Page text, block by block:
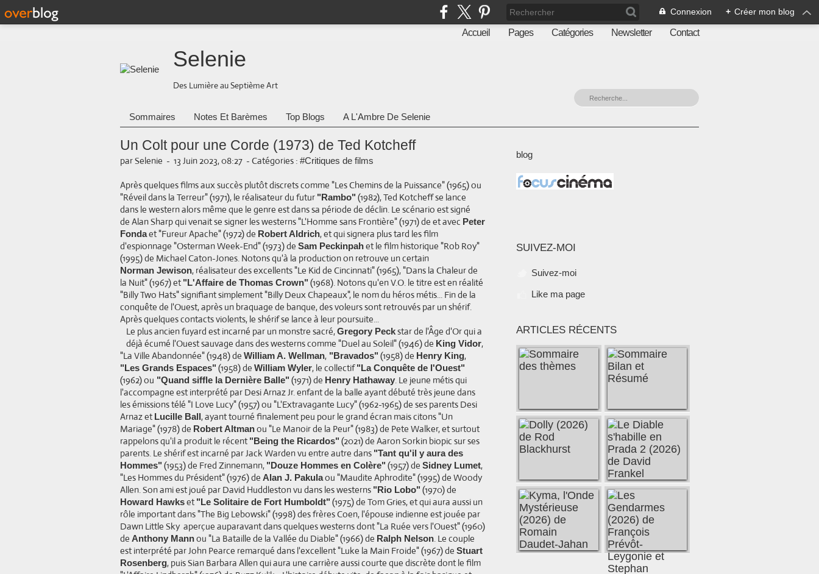
Connexion + Créer mon blog
Accueil Pages Catégories Newsletter Contact
Selenie
Des Lumière au Septième Art
Sommaires Notes Et Barèmes Top Blogs A L'Ambre De Selenie
Un Colt pour une Corde (1973) de Ted Kotcheff
par Selenie - 13 Juin 2023, 08:27 - Catégories : #Critiques de films
Après quelques films aux succès plutôt discrets comme "Les Chemins de la Puissance" (1965) ou
"Réveil dans la Terreur" (1971), le réalisateur du futur "Rambo" (1982), Ted Kotcheff se lance
dans le western alors même que le genre est dans sa période de déclin. Le scénario est signé
de Alan Sharp qui venait se signer les westerns "L'Homme sans Frontière" (1971) de et avec Peter
Fondaet "Fureur Apache" (1972) de Robert Aldrich, et qui signera plus tard les film
d'espionnage "Osterman Week-End" (1973) de Sam Peckinpahet le film historique "Rob Roy"
(1995) de Michael Caton-Jones. Notons qu'à la production on retrouve un certain
Norman Jewison, réalisateur des excellents "Le Kid de Cincinnati" (1965), "Dans la Chaleur de
la Nuit" (1967) et "L'Affaire de Thomas Crown" (1968). Notons qu'en V.O. le titre est en réalité
"Billy Two Hats" signifiant simplement "Billy Deux Chapeaux", le nom du héros métis... Fin de la
conquête de l'Ouest, après un braquage de banque, des voleurs sont retrouvés par un shérif.
Après quelques contacts violents, le shérif se lance à leur poursuite...
Le plus ancien fuyard est incarné par un monstre sacré,Gregory Peckstar de l'Âge d'Or qui a
déjà écumé l'Ouest sauvage dans des westerns comme "Duel au Soleil" (1946) de King Vidor,
"La Ville Abandonnée" (1948) de William A. Wellman, "Bravados" (1958) de Henry King,
"Les Grands Espaces" (1958) de William Wyler, le collectif"La Conquête de l'Ouest"
(1962) ou "Quand siffle la Dernière Balle" (1971) de Henry Hathaway. Le jeune métis qui
l'accompagne est interprété par Desi Arnaz Jr. enfant de la balle ayant débuté très jeune dans
les émissions télé "I Love Lucy" (1957) ou "L'Extravagante Lucy" (1962-1965) de ses parents Desi
Arnaz et Lucille Ball, ayant tourné finalement peu pour le grand écran mais citons "Un
Mariage" (1978) de Robert Altmanou "Le Manoir de la Peur" (1983) de Pete Walker, et surtout
rappelons qu'il a produit le récent "Being the Ricardos" (2021) de Aaron Sorkin biopic sur ses
parents. Le shérif est incarné par Jack Warden vu entre autre dans "Tant qu'il y aura des
Hommes" (1953) de Fred Zinnemann, "Douze Hommes en Colère" (1957) de Sidney Lumet,
"Les Hommes du Président" (1976) de Alan J. Pakulaou "Maudite Aphrodite" (1995) de Woody
Allen. Son ami est joué par David Huddleston vu dans les westerns "Rio Lobo" (1970) de
Howard Hawkset "Le Solitaire de Fort Humboldt" (1975) de Tom Gries, et qui aura aussi un
rôle important dans "The Big Lebowski" (1998) des frères Coen, l'épouse indienne est jouée par
Dawn Little Sky aperçue auparavant dans quelques westerns dont "La Ruée vers l'Ouest" (1960)
de Anthony Mannou "La Bataille de la Vallée du Diable" (1966) de Ralph Nelson. Le couple
est interprété par John Pearce remarqué dans l'excellent "Luke la Main Froide" (1967) de Stuart
Rosenberg, puis Sian Barbara Allen qui aura une carrière aussi courte que discrète dont le film
blog
SUIVEZ-MOI
Suivez-moi
Like ma page
ARTICLES RÉCENTS